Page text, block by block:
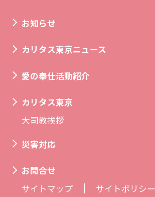
お知らせ
カリタス東京ニュース
愛の奉仕活動紹介
カリタス東京
大司教挨拶
災害対応
お問合せ
サイトマップ
サイトポリシー